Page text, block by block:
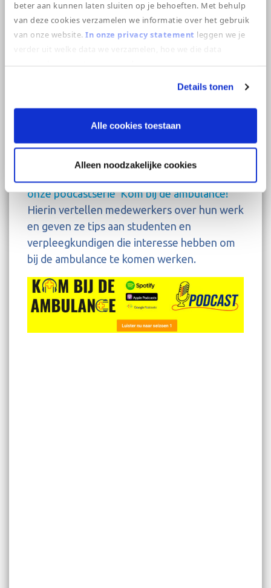
beter aan kunnen laten sluiten op je behoeften. Met behulp
van deze cookies verzamelen we informatie over het gebruik
van onze website. In onze privacy statement leggen we je
Details tonen
Alle cookies toestaan
Alleen noodzakelijke cookies
je bij ons stagelopen? Ook dan kan. Witte
Kruis biedt verschillende stageplekken, waar
stagevergoeding ook! Interesse? Stuur een
Beluister onze podcast: Kom bij
de ambulance!
Meer weten over het werken in de
onze podcastserie ‘Kom bij de ambulance!’
Hierin vertellen medewerkers over hun werk
en geven ze tips aan studenten en
verpleegkundigen die interesse hebben om
bij de ambulance te komen werken.